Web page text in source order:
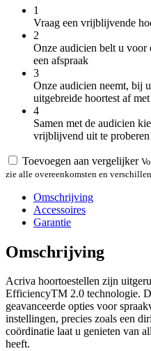
1
Vraag een vrijblijvende
2
Onze audicien belt u voor
een afspraak
3
Onze audicien neemt, bij
uitgebreide hoortest af
4
Samen met de audicien
vrijblijvend uit te proberen
Toevoegen aan vergelijker
zie alle overeenkomsten en verschillen.
Omschrijving
Accessoires
Garantie
Omschrijving
Acriva hoortoestellen zijn
EfficiencyTM 2.0 technologie.
geavanceerde opties voor
instellingen, precies zoals een
coördinatie laat u genieten van
heeft.